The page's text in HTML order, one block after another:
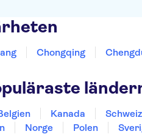
Chongqing
Kanada Schweiz
Norge Polen